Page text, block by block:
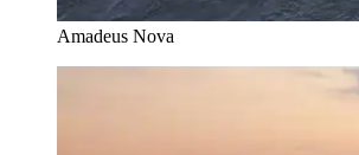
Amadeus Nova